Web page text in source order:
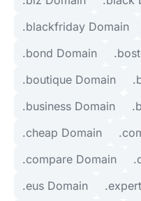
.blackfriday Domain
.bond Domain
.boutique Domain
.business Domain
.cheap Domain
.compare Domain
.eus Domain